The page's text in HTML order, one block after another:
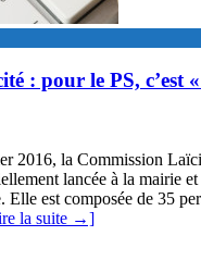
: pour le PS, c’est
2016, la Commission
lancée à la mairie
Elle est composée de 35
la suite →]